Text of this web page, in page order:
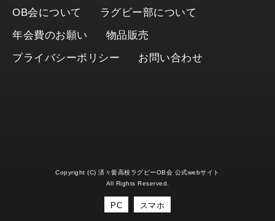
OB会について
ラグビー部について
年会費のお願い
物品販売
プライバシーポリシー
お問い合わせ
Copyright (C) 済々黌高校ラグビーOB会 公式webサイト
All Rights Reserved.
PC スマホ